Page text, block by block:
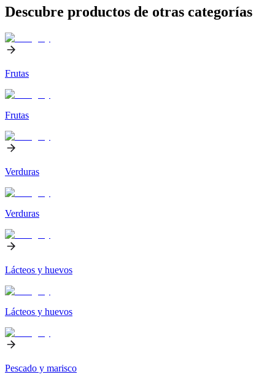
Descubre productos de otras categorías
Frutas
Frutas
Verduras
Verduras
Lácteos y huevos
Lácteos y huevos
Pescado y marisco